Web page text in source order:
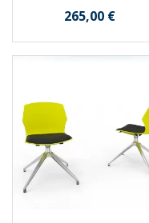
Prix
265,00 €